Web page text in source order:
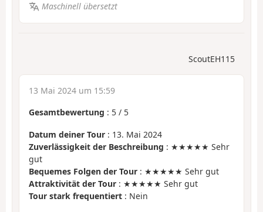
Maschinell übersetzt
ScoutEH115
13 Mai 2024 um 15:59
Gesamtbewertung : 5 / 5
Datum deiner Tour : 13. Mai 2024
Zuverlässigkeit der Beschreibung : ★★★★★ Sehr
gut
Bequemes Folgen der Tour : ★★★★★ Sehr gut
Attraktivität der Tour : ★★★★★ Sehr gut
Tour stark frequentiert : Nein